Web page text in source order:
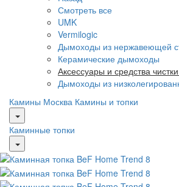
Смотреть все
UMK
Vermilogic
Дымоходы из нержавеющей
Керамические дымоходы
Аксессуары и средства
Дымоходы из
Камины Москва Камины и топки
Каминные топки